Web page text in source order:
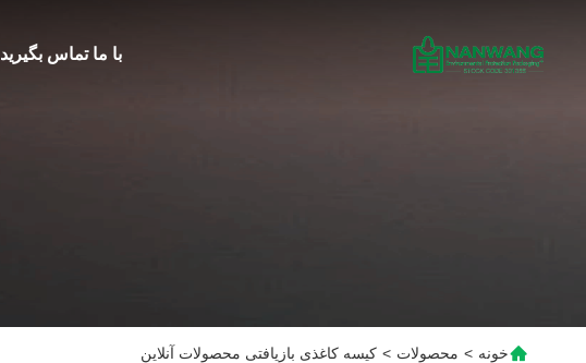
با ما تماس بگیرید
خونه > محصولات > کیسه کاغذی بازیافتی محصولات آنلاین